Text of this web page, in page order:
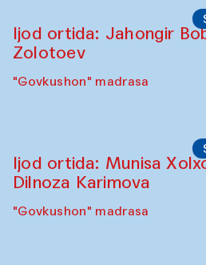
Ijod ortida: Jahongir
Zolotoev
"Govkushon" madrasa
Ijod ortida: Munisa
Dilnoza Karimova
"Govkushon" madrasa